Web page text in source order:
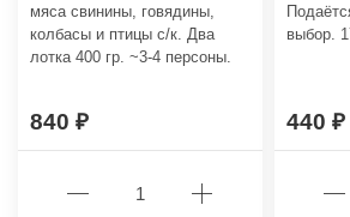
мяса свинины, говядины,
колбасы и птицы с/к. Два
лотка 400 гр. ~3-4 персоны.
840
выбор.
440